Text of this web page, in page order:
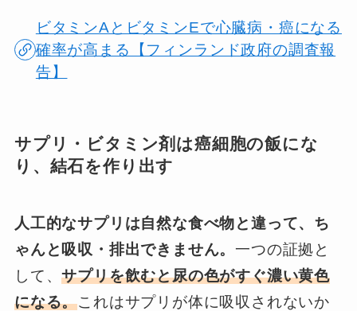
ビタミンAとビタミンEで心臓病・癌になる
確率が高まる【フィンランド政府の調査報
告】
サプリ・ビタミン剤は癌細胞の飯にな
り、結石を作り出す
人工的なサプリは自然な食べ物と違って、ち
ゃんと吸収・排出できません。一つの証拠と
して、サプリを飲むと尿の色がすぐ濃い黄色
になる。これはサプリが体に吸収されないか